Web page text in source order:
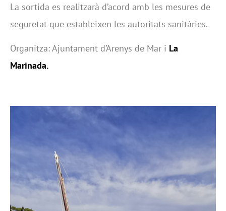
La sortida es realitzarà d’acord amb les mesures de
seguretat que estableixen les autoritats sanitàries.
Organitza: Ajuntament d’Arenys de Mar i La
Marinada.